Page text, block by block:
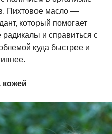
Пихтовое масло —
который помогает
и справиться с
куда быстрее и
кожей